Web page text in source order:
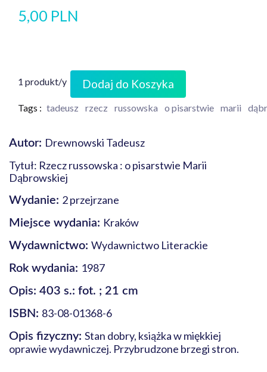
5,00 PLN
1 produkt/y Dodaj do Koszyka
Tags : tadeusz rzecz russowska o pisarstwie marii
Autor: Drewnowski Tadeusz
Tytuł: Rzecz russowska : o pisarstwie Marii
Dąbrowskiej
Wydanie: 2 przejrzane
Miejsce wydania: Kraków
Wydawnictwo: Wydawnictwo Literackie
Rok wydania: 1987
Opis: 403 s.: fot. ; 21 cm
ISBN: 83-08-01368-6
Opis fizyczny: Stan dobry, książka w miękkiej
oprawie wydawniczej. Przybrudzone brzegi stron.